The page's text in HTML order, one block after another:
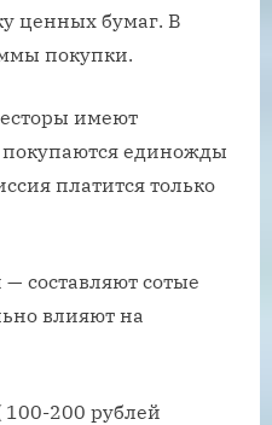
ценных бумаг. В
покупки.
имеют
единожды
платится только
составляют сотые
влияют на
100-200 рублей